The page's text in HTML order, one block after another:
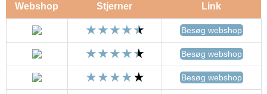
Webshop Stjerner Link
Besøg webshop
Besøg webshop
Besøg webshop